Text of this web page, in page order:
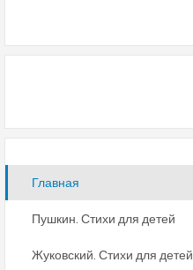
Главная
Пушкин. Стихи для детей
Жуковский. Стихи для детей